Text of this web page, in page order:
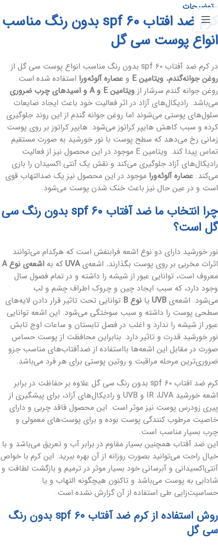
توضیحات
کرم ضد افتاب spf ۶۰ بدون رنگ مناسب
انواع پوست سی گل
در کرم ضد آفتاب spf ۶۰ بدون رنگ مناسب انواع پوست سی گل از
روغن جوانه‌گندم، ویتامین E و عصاره آلوئه‌ورا استفاده شده است.
روغن جوانه گندم سرشار از ویتامین E و A و اسیدهای چرب ضروری
می‌باشد. رادیکال‌های آزاد در اثر فعالیت خود باعث ایجاد ضایعات
سلول‌های پوستی می‌شوند اما روغن جوانه گندم از این روند جلوگیری
کرده و سبب کاهش هایپر کراتوز می‌شود. هایپر کراتوز بر روی پوست
زمانی رخ می‌دهد که سطح پوست با نور خورشید به صورت مستقیم
تماس پیدا کند. ویتامین E موجود در این محصول نیز از فعالیت
رادیکال‌های آزاد جلوگیری می‌کند و نقش یک آنتی اکسیدان را بازی
می‌کند. عصاره آلوئه‌ورا موجود در این محصول نیز یک ضدالتهاب قوی
است و در عین حال نیز باعث خنک شدن پوست می‌شود‌.
چرا انتخاب ما ضد آفتاب spf ۶۰ بدون رنگ سی
گل است؟
نور خورشید دارای دو نوع اشعه فرابنفش است که هرکدام می‌توانند
اثرات مخربی بر روی پوست بگذارند. اشعه‌ی UVA که به اشعه‌ی نوع A
معروف است، توانایی عبور از شیشه را داشته و در تمام فصول سال
وجود دارد، که سبب ایجاد چین‌ و‌ چروک اطراف چشم‌ و لب‌
می‌شود. اشعه‌ی UVB یا نوع B توانایی تحت تاثیر قرار دادن لایه‌های
سطحی پوست را داشته و سبب سوختگی می‌‌شود. این اشعه توانایی
عبور از شیشه را ندارد و اغلب در فصل تابستان و ساعات اوج تابش
نور خورشید قدرت و تاثیر دارد. بنابراین محافظت از پوست حساس
صورت در مقابل این اشعه‌ها بااستفاده از ضدآفتاب‌های مناسب جزو
ضروری‌ترین مرحله مراقبت و روتین پوستی برای هر فرد می‌باشد.
کرم ضد افتاب spf ۶۰ بدون رنگ سی گل علاوه بر حفاظت در برابر
اشعه خورشید UVA، IR و UVB و رادیکال‌های آزاد، برای پیشگیری از
پیری زودرس پوست نیز موثر است. این محصول فاقد چربی و دارای
خاصیت مرطوب کنندگی پوست بوده و برای پوست‌های معمولی و
چرب بسیار مناسب است.
این ضد آفتاب همچنین بسیار مقاوم در برابر آب و تعریق می‌باشد و با
خیال راحت می‌توانید بصورت روزانه از آن بهره ببرید. این کرم با خواص
آنتی‌اکسیدانی و آبرسانی خود بسیار موثر در ترمیم و بازگشت لطافت و
شادابی به پوست می‌باشد و تاکنون هیچگونه التهاب و یا
حساسیت‌زایی طی استفاده از آن گزارش نشده است.
روش استفاده از کرم ضد آفتاب spf ۶۰ بدون رنگ
سی گل